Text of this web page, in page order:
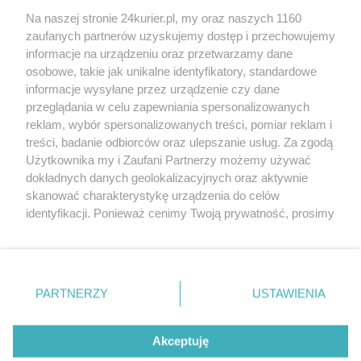
Pisklak Mirek i ferma cierpienia
Ukarali właściciela śmierdzącego gospodarstwa
POGODA
26℃
Zobacz prognozę na 3 dni
Copyright © 2022 Kurier Szczeciński sp. z o.o.
Wszelkie prawa zastrzeżone
Nota wydawnicza
Nota prawna
Polityka prywatności
Reklama
Na naszej stronie 24kurier.pl, my oraz naszych 1160
zaufanych partnerów uzyskujemy dostęp i przechowujemy
informacje na urządzeniu oraz przetwarzamy dane
osobowe, takie jak unikalne identyfikatory, standardowe
informacje wysyłane przez urządzenie czy dane
przeglądania w celu zapewniania spersonalizowanych
reklam, wybór spersonalizowanych treści, pomiar reklam i
treści, badanie odbiorców oraz ulepszanie usług. Za zgodą
Użytkownika my i Zaufani Partnerzy możemy używać
dokładnych danych geolokalizacyjnych oraz aktywnie
skanować charakterystykę urządzenia do celów
identyfikacji. Ponieważ cenimy Twoją prywatność, prosimy
prywatności znajdujący się w lewym dolnym rogu strony
. Niektóre rodzaje przetwarzania danych nie wymagają
takiemu przetwarzaniu. Preferencje będą miały
zastosowania tylko na tej witrynie.
PARTNERZY USTAWIENIA
Akceptuję